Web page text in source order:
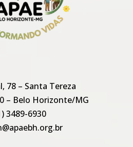
78 – Santa Tereza
– Belo Horizonte/MG
3489-6930